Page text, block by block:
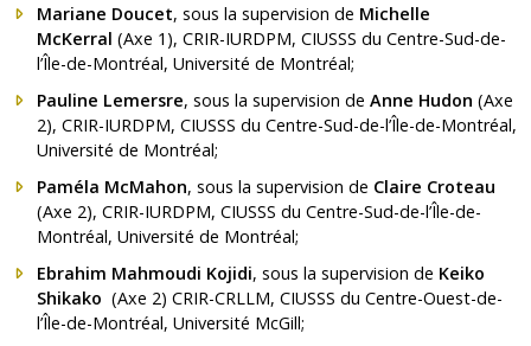
Mariane Doucet, sous la supervision de Michelle
McKerral (Axe 1), CRIR-IURDPM, CIUSSS du Centre-Sud-de-
l’Île-de-Montréal, Université de Montréal;
Pauline Lemersre, sous la supervision de Anne Hudon (Axe
2), CRIR-IURDPM, CIUSSS du Centre-Sud-de-l’Île-de-Montréal,
Université de Montréal;
Paméla McMahon, sous la supervision de Claire Croteau
(Axe 2), CRIR-IURDPM, CIUSSS du Centre-Sud-de-l’Île-de-
Montréal, Université de Montréal;
Ebrahim Mahmoudi Kojidi, sous la supervision de Keiko
Shikako (Axe 2) CRIR-CRLLM, CIUSSS du Centre-Ouest-de-
l’Île-de-Montréal, Université McGill;